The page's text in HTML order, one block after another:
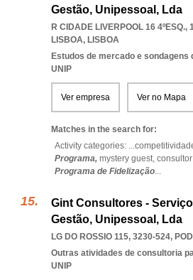
Gestão, Unipessoal, Lda
R CIDADE LIVERPOOL 16 4ºESQ.,
LISBOA, LISBOA
Estudos de mercado e sondagens
UNIP
Ver empresa Ver no Mapa
Matches in the search for:
Activity categories: ...
Programa, mystery guest,
Programa de Fidelização...
Gint Consultores -
Gestão, Unipessoal, Lda
LG DO ROSSIO 115, 3230-524,
Outras atividades de consultoria
UNIP